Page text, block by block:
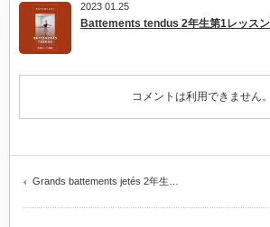
2023 01.25
Battements tendus 2年生第1レッス
コメントは利用できません。
Grands battements jetés 2年生…